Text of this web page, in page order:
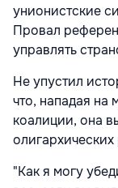
унионистские
Провал
управлять
Не упустил
что, нападая на
коалиции, она
"Как я могу